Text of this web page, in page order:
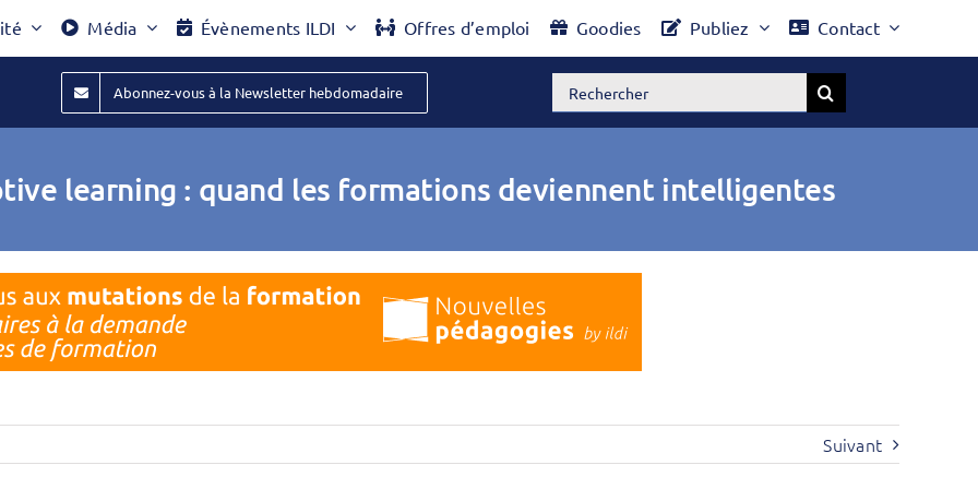
Média Évènements ILDI Offres d’emploi Goodies Publiez Contact
Abonnez-vous à la Newsletter hebdomadaire Rechercher:
learning : quand les formations deviennent intelligentes
Suivant